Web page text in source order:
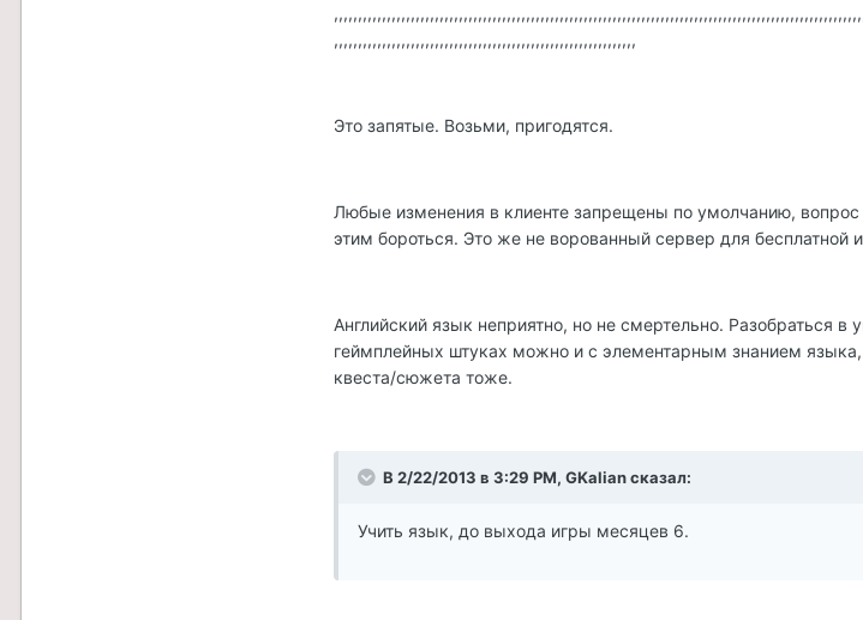
,,,,,,,,,,,,,,,,,,,,,,,,,,,,,,,,,,,,,,,,,,,,,,,,,,,,,,,,,,,,,,,
Это запятые. Возьми, пригодятся.
Любые изменения в клиенте запрещены по умолчанию, вопрос
этим бороться. Это же не ворованный сервер для бесплатной
Английский язык неприятно, но не смертельно. Разобраться в
геймплейных штуках можно и с элементарным знанием
квеста/сюжета тоже.
В 2/22/2013 в 3:29 PM, GKalian сказал:
Учить язык, до выхода игры месяцев 6.